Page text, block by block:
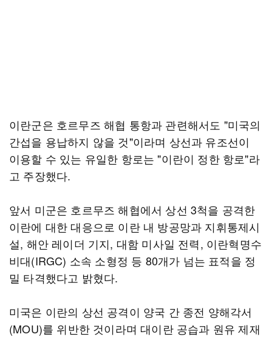
이란군은 호르무즈 해협 통항과 관련해서도 "미국의
간섭을 용납하지 않을 것"이라며 상선과 유조선이
이용할 수 있는 유일한 항로는 "이란이 정한 항로"라
고 주장했다.
앞서 미군은 호르무즈 해협에서 상선 3척을 공격한
이란에 대한 대응으로 이란 내 방공망과 지휘통제시
설, 해안 레이더 기지, 대함 미사일 전력, 이란혁명수
비대(IRGC) 소속 소형정 등 80개가 넘는 표적을 정
밀 타격했다고 밝혔다.
미국은 이란의 상선 공격이 양국 간 종전 양해각서
(MOU)를 위반한 것이라며 대이란 공습과 원유 제재